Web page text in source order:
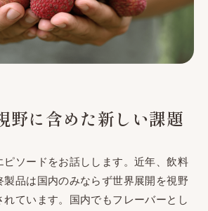
野に含めた新しい課題
ピソードをお話しします。近年、飲料
製品は国内のみならず世界展開を視野
れています。国内でもフレーバーとし